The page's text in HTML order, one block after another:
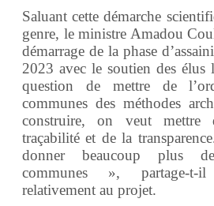
Saluant cette démarche
genre, le ministre Amadou
démarrage de la phase
2023 avec le soutien des élus
question de mettre de
communes des méthodes
construire, on veut mettre
traçabilité et de la
donner beaucoup plus
communes », partage-t-
relativement au projet.